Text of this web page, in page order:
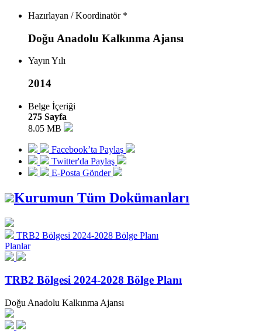
Hazırlayan / Koordinatör *
Doğu Anadolu Kalkınma Ajansı
Yayın Yılı
2014
Belge İçeriği
275 Sayfa
8.05 MB
Facebook’ta Paylaş
Twitter'da Paylaş
E-Posta Gönder
Kurumun Tüm Dokümanları
TRB2 Bölgesi 2024-2028 Bölge Planı
Planlar
TRB2 Bölgesi 2024-2028 Bölge Planı
Doğu Anadolu Kalkınma Ajansı